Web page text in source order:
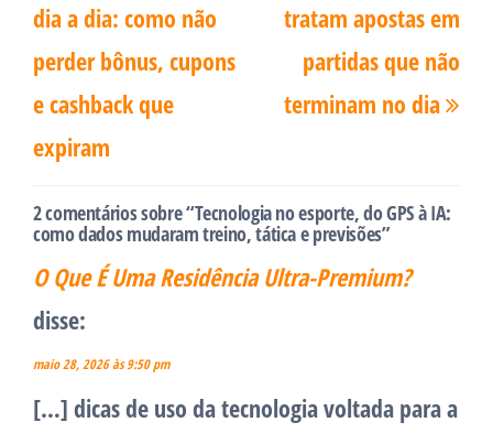
dia a dia: como não
perder bônus, cupons
e cashback que
expiram
tratam apostas em
partidas que não
terminam no dia
2 comentários sobre “Tecnologia no esporte, do GPS à IA:
como dados mudaram treino, tática e previsões”
O Que É Uma Residência Ultra-Premium?
disse:
maio 28, 2026 às 9:50 pm
[…] dicas de uso da tecnologia voltada para a